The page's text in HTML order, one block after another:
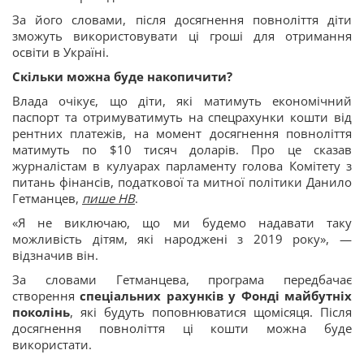
За його словами, після досягнення повноліття діти
зможуть використовувати ці гроші для отримання
освіти в Україні.
Скільки можна буде накопичити?
Влада очікує, що діти, які матимуть економічний
паспорт та отримуватимуть на спецрахунки кошти від
рентних платежів, на момент досягнення повноліття
матимуть по $10 тисяч доларів. Про це сказав
журналістам в кулуарах парламенту голова Комітету з
питань фінансів, податкової та митної політики Данило
Гетманцев, пише НВ.
«Я не виключаю, що ми будемо надавати таку
можливість дітям, які народжені з 2019 року», —
відзначив він.
За словами Гетманцева, програма передбачає
створенняспеціальних рахунків у Фонді майбутніх
поколінь, які будуть поповнюватися щомісяця. Після
досягнення повноліття ці кошти можна буде
використати.